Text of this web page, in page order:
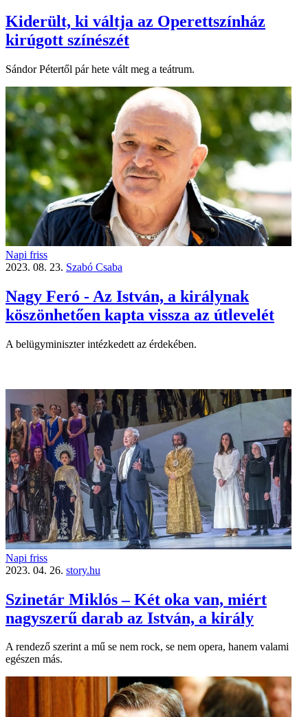
Kiderült, ki váltja az Operettszínház
kirúgott színészét
Sándor Pétertől pár hete vált meg a teátrum.
Napi friss
2023. 08. 23. Szabó Csaba
Nagy Feró - Az István, a királynak
köszönhetően kapta vissza az útlevelét
A belügyminiszter intézkedett az érdekében.
Napi friss
2023. 04. 26. story.hu
Szinetár Miklós – Két oka van, miért
nagyszerű darab az István, a király
A rendező szerint a mű se nem rock, se nem opera, hanem valami
egészen más.